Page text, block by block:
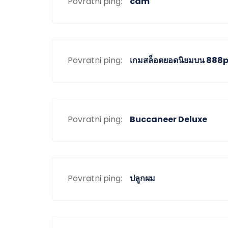
Povratni ping: เกมสล็อตยอดนิยมบน
Povratni ping: Buccaneer Deluxe
Povratni ping: ปลูกผม